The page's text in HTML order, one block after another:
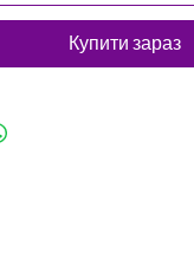
Купити зараз